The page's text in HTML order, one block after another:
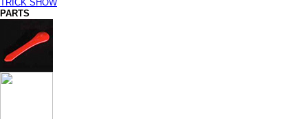
TRICK SHOW
PARTS